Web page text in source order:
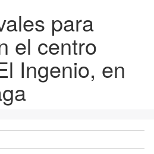
para
el centro
Ingenio, en